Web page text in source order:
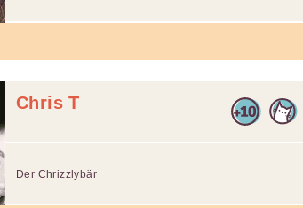
Chris T
Der Chrizzlybär